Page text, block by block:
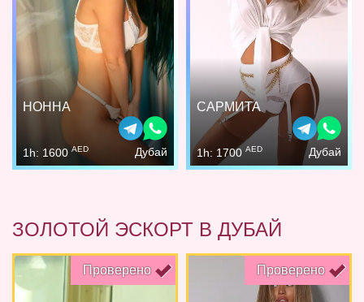
НОННА
1h: 1600 AED Дубай
САРМИТА
1h: 1700 AED Дубай
ЗОЛОТОЙ ЭСКОРТ В ДУБАЙ
Проверено Проверено